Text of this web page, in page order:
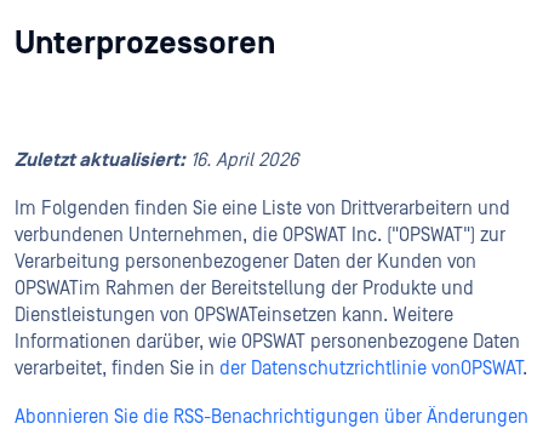
Unterprozessoren
Zuletzt aktualisiert:16. April 2026
Im Folgenden finden Sie eine Liste von Drittverarbeitern und
verbundenen Unternehmen, die OPSWAT Inc. ("OPSWAT") zur
Verarbeitung personenbezogener Daten der Kunden von
OPSWATim Rahmen der Bereitstellung der Produkte und
Dienstleistungen von OPSWATeinsetzen kann. Weitere
Informationen darüber, wie OPSWAT personenbezogene Daten
verarbeitet, finden Sie in der Datenschutzrichtlinie vonOPSWAT.
Abonnieren Sie die RSS-Benachrichtigungen über Änderungen